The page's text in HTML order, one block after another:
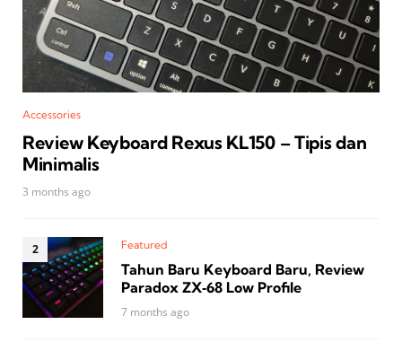
Accessories
Review Keyboard Rexus KL150 – Tipis dan
Minimalis
3 months ago
Featured
Tahun Baru Keyboard Baru, Review
Paradox ZX‑68 Low Profile
7 months ago